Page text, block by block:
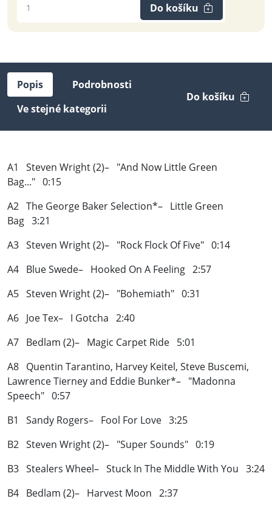
Do košíku
Popis
Podrobnosti
Ve stejné kategorii
Do košíku
A1 Steven Wright (2)– "And Now Little Green
Bag..." 0:15
A2 The George Baker Selection*– Little Green
Bag 3:21
A3 Steven Wright (2)– "Rock Flock Of Five" 0:14
A4 Blue Swede– Hooked On A Feeling 2:57
A5 Steven Wright (2)– "Bohemiath" 0:31
A6 Joe Tex– I Gotcha 2:40
A7 Bedlam (2)– Magic Carpet Ride 5:01
A8 Quentin Tarantino, Harvey Keitel, Steve Buscemi,
Lawrence Tierney and Eddie Bunker*– "Madonna
Speech" 0:57
B1 Sandy Rogers– Fool For Love 3:25
B2 Steven Wright (2)– "Super Sounds" 0:19
B3 Stealers Wheel– Stuck In The Middle With You 3:24
B4 Bedlam (2)– Harvest Moon 2:37